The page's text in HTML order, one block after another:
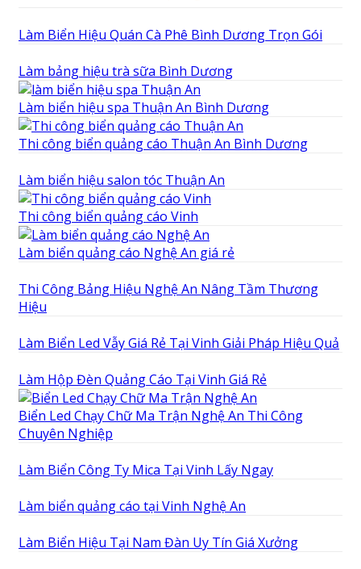
Làm Biển Hiệu Quán Cà Phê Bình Dương Trọn Gói
Làm bảng hiệu trà sữa Bình Dương
Làm biển hiệu spa Thuận An Bình Dương
Thi công biển quảng cáo Thuận An Bình Dương
Làm biển hiệu salon tóc Thuận An
Thi công biển quảng cáo Vinh
Làm biển quảng cáo Nghệ An giá rẻ
Thi Công Bảng Hiệu Nghệ An Nâng Tầm Thương
Hiệu
Làm Biển Led Vẫy Giá Rẻ Tại Vinh Giải Pháp Hiệu Quả
Làm Hộp Đèn Quảng Cáo Tại Vinh Giá Rẻ
Biển Led Chạy Chữ Ma Trận Nghệ An Thi Công
Chuyên Nghiệp
Làm Biển Công Ty Mica Tại Vinh Lấy Ngay
Làm biển quảng cáo tại Vinh Nghệ An
Làm Biển Hiệu Tại Nam Đàn Uy Tín Giá Xưởng